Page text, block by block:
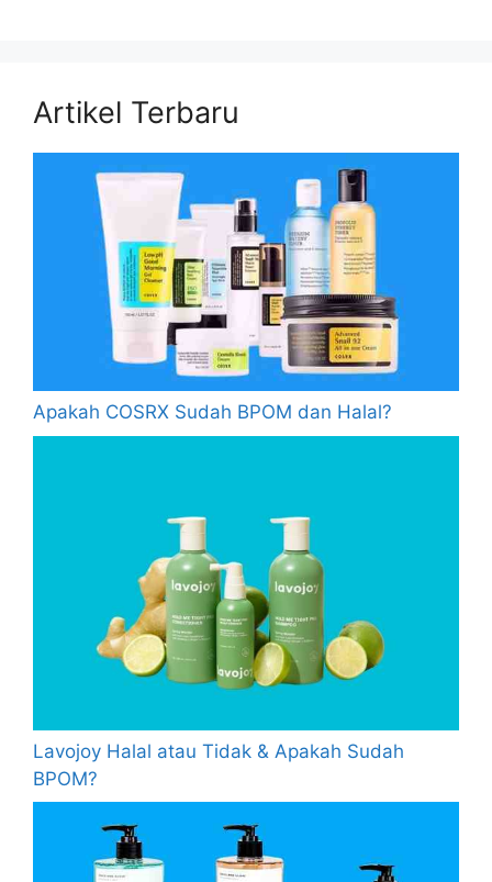
Artikel Terbaru
Apakah COSRX Sudah BPOM dan Halal?
Lavojoy Halal atau Tidak & Apakah Sudah
BPOM?